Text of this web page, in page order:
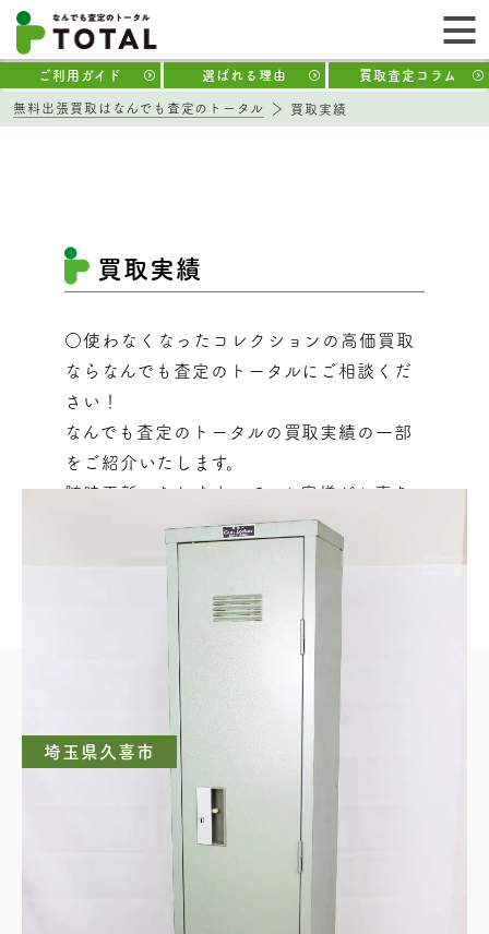
ご利用ガイド 選ばれる理由 買取査定コラム
無料出張買取はなんでも査定のトータル 買取実績
買取実績
○使わなくなったコレクションの高価買取
ならなんでも査定のトータルにご相談くだ
さい！
なんでも査定のトータルの買取実績の一部
をご紹介いたします。
随時更新いたしますので、お客様がお売り
いただく際のご参考になれば幸いです。
埼玉県久喜市